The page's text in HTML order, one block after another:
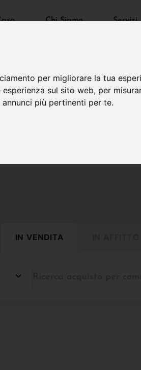
per migliorare la tua
sul sito web, per
più pertinenti per te.
Chi Siamo Servizi
IN VENDITA